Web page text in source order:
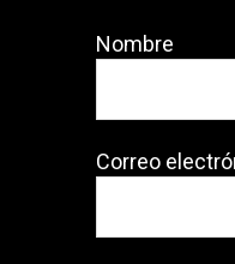
Nombre
Correo